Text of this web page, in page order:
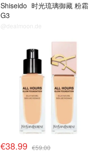
Shiseido 时光琉璃御藏 粉霜
G3
@dealmoon.de
€38.99 €59.00